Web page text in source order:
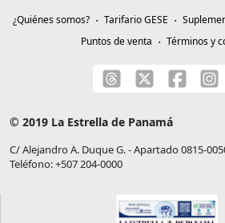
¿Quiénes somos? Tarifario GESE
Puntos de venta
Términos y
© 2019 La Estrella de Panamá
C/ Alejandro A. Duque G. - Apartado 0815-
Teléfono: +507 204-0000